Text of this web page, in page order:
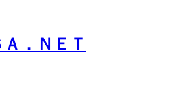
．ＮＥＴ